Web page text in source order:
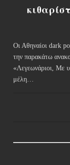
Οι Αθηναίοι dark
την παρακάτω
«Λεγεωνάριοι, Με
μέλη…